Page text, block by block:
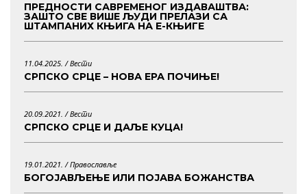
ПРЕДНОСТИ САВРЕМЕНОГ ИЗДАВАШТВА:
ЗАШТО СВЕ ВИШЕ ЉУДИ ПРЕЛАЗИ СА
ШТАМПАНИХ КЊИГА НА Е-КЊИГЕ
11.04.2025. /Вести
СРПСКО СРЦЕ – НОВА ЕРА ПОЧИЊЕ!
20.09.2021. /Вести
СРПСКО СРЦЕ И ДАЉЕ КУЦА!
19.01.2021. /Православље
БОГОЈАВЉЕЊЕ ИЛИ ПОЈАВА БОЖАНСТВА